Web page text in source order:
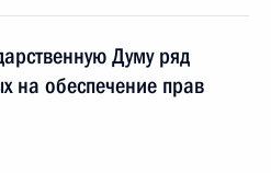
Думу ряд
на обеспечение прав